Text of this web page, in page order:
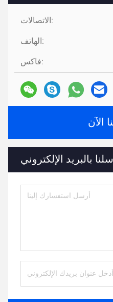
الاتصالات:
الهاتف:
فاكس:
الآن
بالبريد الإلكتروني